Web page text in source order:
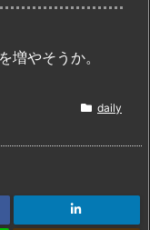
増やそうか。
daily